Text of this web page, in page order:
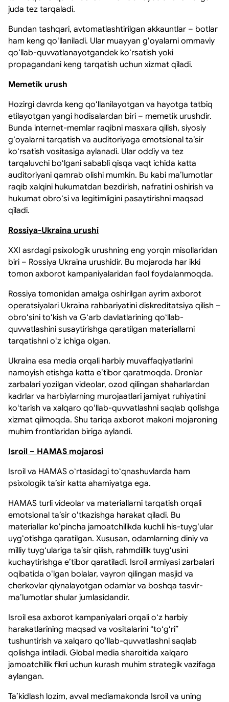
juda tez tarqaladi.
Bundan tashqari, avtomatlashtirilgan akkauntlar – botlar
ham keng qoʻllaniladi. Ular muayyan gʻoyalarni ommaviy
qoʻllab-quvvatlanayotgandek koʻrsatish yoki
propagandani keng tarqatish uchun xizmat qiladi.
Memetik urush
Hozirgi davrda keng qoʻllanilayotgan va hayotga tatbiq
etilayotgan yangi hodisalardan biri – memetik urushdir.
Bunda internet-memlar raqibni masxara qilish, siyosiy
gʻoyalarni tarqatish va auditoriyaga emotsional taʼsir
koʻrsatish vositasiga aylanadi. Ular oddiy va tez
tarqaluvchi boʻlgani sababli qisqa vaqt ichida katta
auditoriyani qamrab olishi mumkin. Bu kabi maʼlumotlar
raqib xalqini hukumatdan bezdirish, nafratini oshirish va
hukumat obroʻsi va legitimligini pasaytirishni maqsad
qiladi.
Rossiya-Ukraina urushi
XXI asrdagi psixologik urushning eng yorqin misollaridan
biri – Rossiya Ukraina urushidir. Bu mojaroda har ikki
tomon axborot kampaniyalaridan faol foydalanmoqda.
Rossiya tomonidan amalga oshirilgan ayrim axborot
operatsiyalari Ukraina rahbariyatini diskreditatsiya qilish –
obroʻsini toʻkish va Gʻarb davlatlarining qoʻllab-
quvvatlashini susaytirishga qaratilgan materiallarni
tarqatishni oʻz ichiga olgan.
Ukraina esa media orqali harbiy muvaffaqiyatlarini
namoyish etishga katta eʼtibor qaratmoqda. Dronlar
zarbalari yozilgan videolar, ozod qilingan shaharlardan
kadrlar va harbiylarning murojaatlari jamiyat ruhiyatini
koʻtarish va xalqaro qoʻllab-quvvatlashni saqlab qolishga
xizmat qilmoqda. Shu tariqa axborot makoni mojaroning
muhim frontlaridan biriga aylandi.
Isroil – HAMAS mojarosi
Isroil va HAMAS oʻrtasidagi toʻqnashuvlarda ham
psixologik taʼsir katta ahamiyatga ega.
HAMAS turli videolar va materiallarni tarqatish orqali
emotsional taʼsir oʻtkazishga harakat qiladi. Bu
materiallar koʻpincha jamoatchilikda kuchli his-tuygʻular
uygʻotishga qaratilgan. Xususan, odamlarning diniy va
milliy tuygʻulariga taʼsir qilish, rahmdillik tuygʻusini
kuchaytirishga eʼtibor qaratiladi. Isroil armiyasi zarbalari
oqibatida oʻlgan bolalar, vayron qilingan masjid va
cherkovlar qiynalayotgan odamlar va boshqa tasvir-
maʼlumotlar shular jumlasidandir.
Isroil esa axborot kampaniyalari orqali oʻz harbiy
harakatlarining maqsad va vositalarini “toʻgʻri”
tushuntirish va xalqaro qoʻllab-quvvatlashni saqlab
qolishga intiladi. Global media sharoitida xalqaro
jamoatchilik fikri uchun kurash muhim strategik vazifaga
aylangan.
Taʼkidlash lozim, avval mediamakonda Isroil va uning